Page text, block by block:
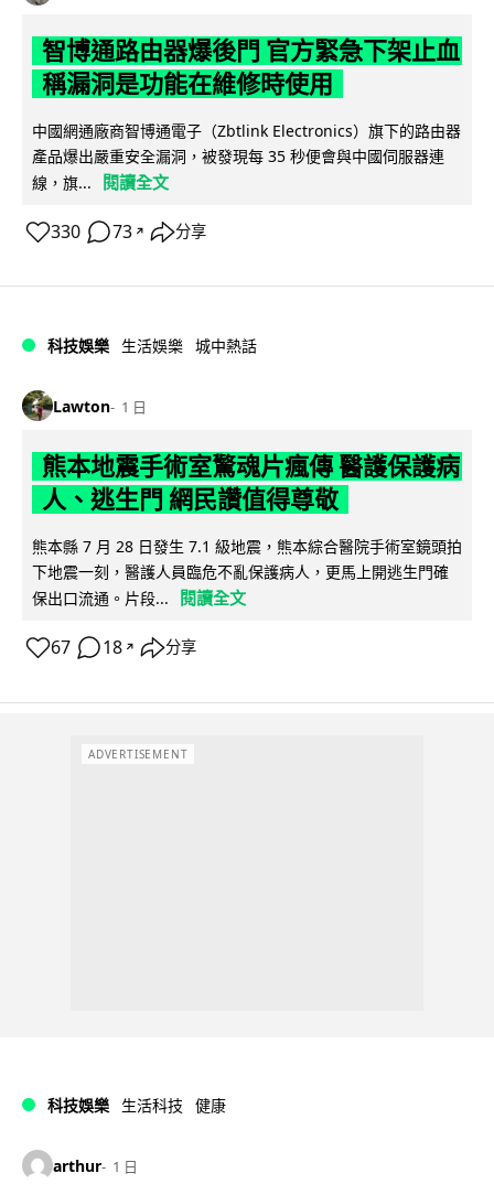
智博通路由器爆後門 官方緊急下架止血
稱漏洞是功能在維修時使用
中國網通廠商智博通電子（Zbtlink Electronics）旗下的路由器
產品爆出嚴重安全漏洞，被發現每 35 秒便會與中國伺服器連
線，旗...
閱讀全文
330 73 ↗ 分享
科技娛樂 生活娛樂 城中熱話
Lawton 1 日
熊本地震手術室驚魂片瘋傳 醫護保護病
人、逃生門 網民讚值得尊敬
熊本縣 7 月 28 日發生 7.1 級地震，熊本綜合醫院手術室鏡頭拍
下地震一刻，醫護人員臨危不亂保護病人，更馬上開逃生門確
保出口流通。片段...
閱讀全文
67 18 ↗ 分享
ADVERTISEMENT
科技娛樂 生活科技 健康
arthur 1 日